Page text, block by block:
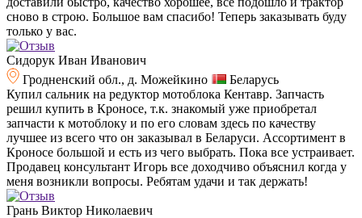
сново в строю. Большое вам спасибо! Теперь заказывать буду
только у вас.
Сидорук Иван Иванович
Гродненский обл., д. Можейкино
Беларусь
Купил сальник на редуктор мотоблока Кентавр. Запчасть
решил купить в Кроносе, т.к. знакомый уже приобретал
запчасти к мотоблоку и по его словам здесь по качеству
лучшее из всего что он заказывал в Беларуси. Ассортимент в
Кроносе большой и есть из чего выбрать. Пока все устраивает.
Продавец консультант Игорь все доходчиво объяснил когда у
меня возникли вопросы. Ребятам удачи и так держать!
Грань Виктор Николаевич